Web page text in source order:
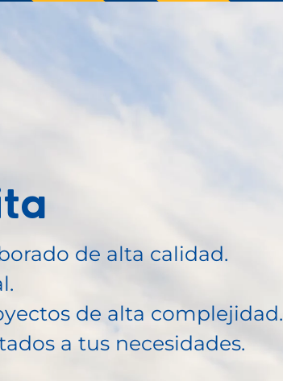
de alta calidad.
de alta complejidad.
a tus necesidades.